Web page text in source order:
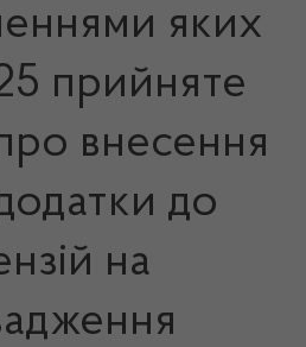
яких
прийняте
внесення
до
на